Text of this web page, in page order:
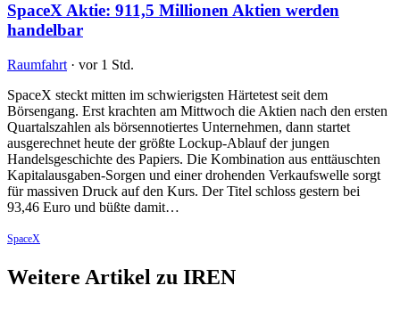
SpaceX Aktie: 911,5 Millionen Aktien werden
handelbar
Raumfahrt · vor 1 Std.
SpaceX steckt mitten im schwierigsten Härtetest seit dem
Börsengang. Erst krachten am Mittwoch die Aktien nach den ersten
Quartalszahlen als börsennotiertes Unternehmen, dann startet
ausgerechnet heute der größte Lockup-Ablauf der jungen
Handelsgeschichte des Papiers. Die Kombination aus enttäuschten
Kapitalausgaben-Sorgen und einer drohenden Verkaufswelle sorgt
für massiven Druck auf den Kurs. Der Titel schloss gestern bei
93,46 Euro und büßte damit…
SpaceX
Weitere Artikel zu IREN